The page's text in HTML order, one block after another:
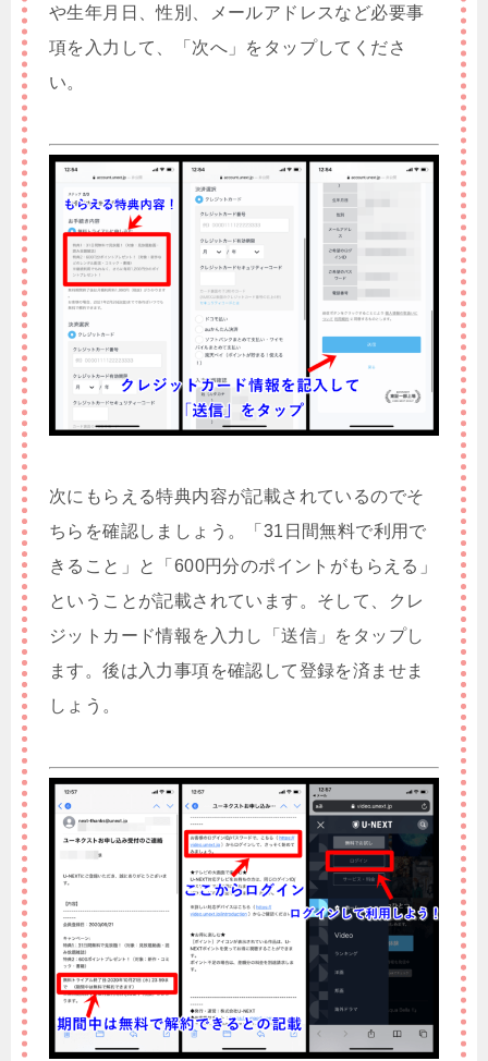
や生年月日、性別、メールアドレスなど必要事
項を入力して、「次へ」をタップしてくださ
い。
次にもらえる特典内容が記載されているのでそ
ちらを確認しましょう。「31日間無料で利用で
きること」と「600円分のポイントがもらえる」
ということが記載されています。そして、クレ
ジットカード情報を入力し「送信」をタップし
ます。後は入力事項を確認して登録を済ませま
しょう。